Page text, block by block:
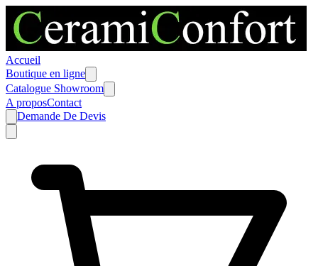
Accueil
Boutique en ligne
Catalogue Showroom
A proposContact
Demande De Devis